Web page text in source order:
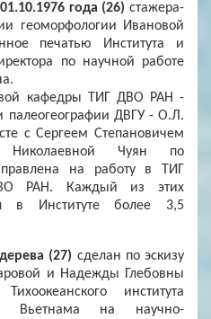
года (26) стажера-
геоморфологии Ивановой
печатью Института и
по научной работе
кафедры ТИГ ДВО РАН -
палеогеографии ДВГУ - О.Л.
с Сергеем Степановичем
Чуян по
на работу в ТИГ
РАН. Каждый из этих
в Институте более 3,5
(27) сделан по эскизу
и Надежды Глебовны
института
Вьетнама на научно-